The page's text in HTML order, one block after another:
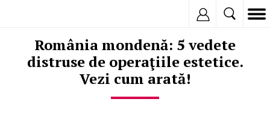
România mondenă: 5 vedete
distruse de operaţiile estetice.
Vezi cum arată!